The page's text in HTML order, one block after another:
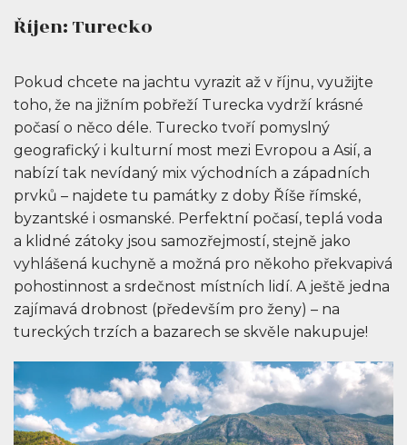
Říjen: Turecko
Pokud chcete na jachtu vyrazit až v říjnu, využijte
toho, že na jižním pobřeží Turecka vydrží krásné
počasí o něco déle. Turecko tvoří pomyslný
geografický i kulturní most mezi Evropou a Asií, a
nabízí tak nevídaný mix východních a západních
prvků – najdete tu památky z doby Říše římské,
byzantské i osmanské. Perfektní počasí, teplá voda
a klidné zátoky jsou samozřejmostí, stejně jako
vyhlášená kuchyně a možná pro někoho překvapivá
pohostinnost a srdečnost místních lidí. A ještě jedna
zajímavá drobnost (především pro ženy) – na
tureckých trzích a bazarech se skvěle nakupuje!